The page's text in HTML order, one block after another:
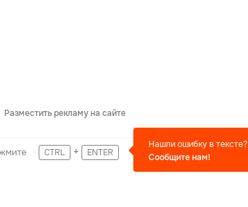
Разместить рекламу на сайте
CTRL + ENTER
Нашли ошибку в тексте?
Сообщите нам!